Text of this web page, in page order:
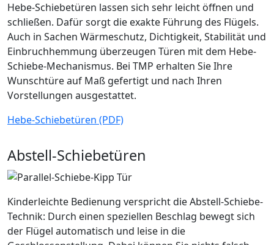
Hebe-Schiebetüren lassen sich sehr leicht öffnen und
schließen. Dafür sorgt die exakte Führung des Flügels.
Auch in Sachen Wärmeschutz, Dichtigkeit, Stabilität und
Einbruchhemmung überzeugen Türen mit dem Hebe-
Schiebe-Mechanismus. Bei TMP erhalten Sie Ihre
Wunschtüre auf Maß gefertigt und nach Ihren
Vorstellungen ausgestattet.
Hebe-Schiebetüren (PDF)
Abstell-Schiebetüren
Kinderleichte Bedienung verspricht die Abstell-Schiebe-
Technik: Durch einen speziellen Beschlag bewegt sich
der Flügel automatisch und leise in die